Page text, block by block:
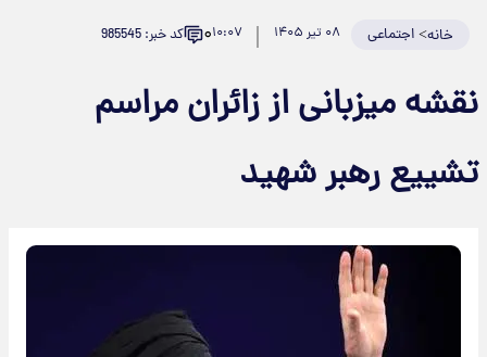
خانه>اجتماعی ۰۸ تیر ۱۴۰۵ ۱۰:۰۷۰ کد خبر: 985545
نقشه میزبانی از زائران مراسم
تشییع رهبر شهید